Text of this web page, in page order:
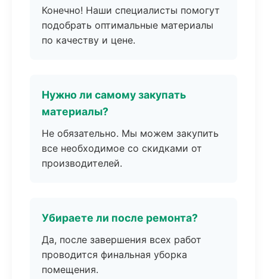
Конечно! Наши специалисты помогут
подобрать оптимальные материалы
по качеству и цене.
Нужно ли самому закупать
материалы?
Не обязательно. Мы можем закупить
все необходимое со скидками от
производителей.
Убираете ли после ремонта?
Да, после завершения всех работ
проводится финальная уборка
помещения.